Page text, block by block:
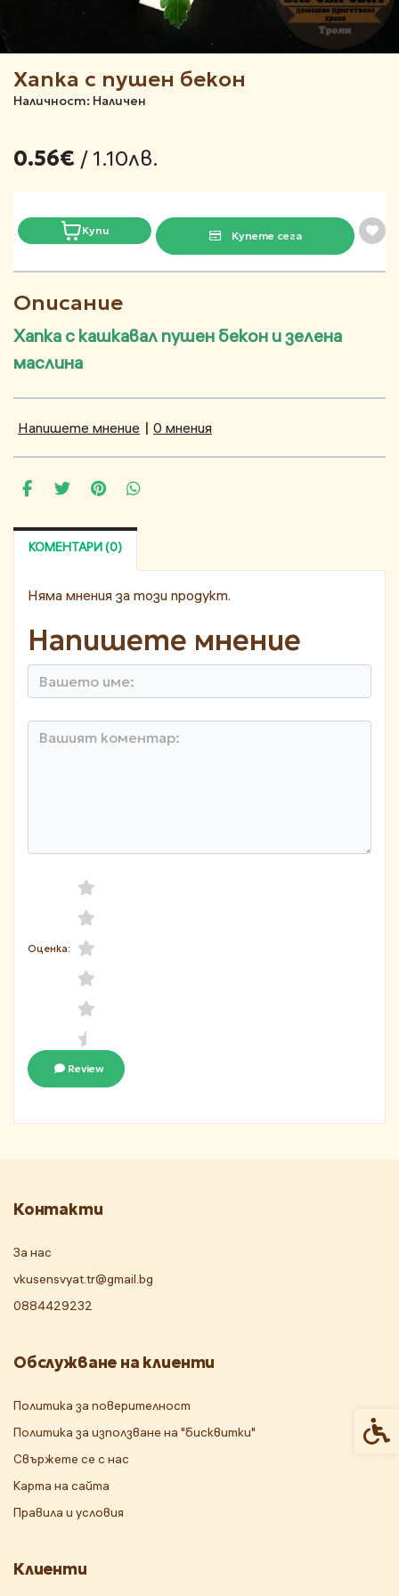
Хапка с пушен бекон
Наличност: Наличен
0.56€ / 1.10лв.
Купи Купете сега
Описание
Хапка с кашкавал пушен бекон и зелена
маслина
Напишете мнение | 0 мнения
КОМЕНТАРИ (0)
Няма мнения за този продукт.
Напишете мнение
Оценка:
Review
Контакти
За нас
vkusensvyat.tr@gmail.bg
0884429232
Обслужване на клиенти
Политика за поверителност
Политика за използване на "бисквитки"
Свържете се с нас
Карта на сайта
Правила и условия
Клиенти